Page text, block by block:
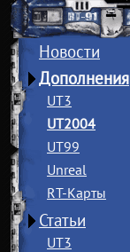
Новости
Дополнения
UT3
UT2004
UT99
Unreal
RT-Карты
Статьи
UT3